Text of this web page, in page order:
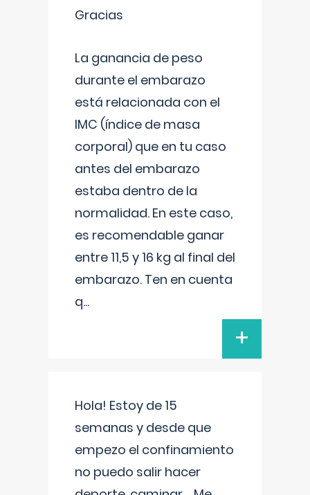
Gracias
La ganancia de peso
durante el embarazo
está relacionada con el
IMC (índice de masa
corporal) que en tu caso
antes del embarazo
estaba dentro de la
normalidad. En este caso,
es recomendable ganar
entre 11,5 y 16 kg al final del
embarazo. Ten en cuenta
q...
+
Hola! Estoy de 15
semanas y desde que
empezo el confinamiento
no puedo salir hacer